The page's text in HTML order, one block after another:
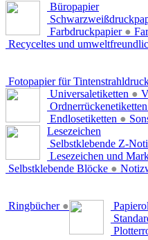
Büropapier
Farbdruckpapier ●
Recyceltes und
Fotopapier für
Universaletiketten ●
Ordnerrückenetiketten
Endlosetiketten ●
Lesezeichen
Selbstklebende Z-
Lesezeichen und
Selbstklebende Blöcke ●
Ringbücher ●